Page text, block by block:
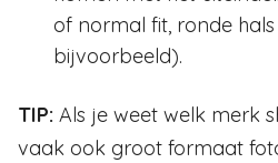
of normal fit, ronde
bijvoorbeeld).
TIP: Als je weet welk merk
vaak ook groot formaat